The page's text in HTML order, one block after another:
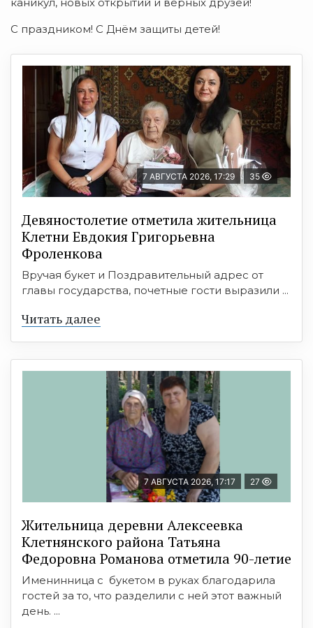
С праздником! С Днём защиты детей!
7 АВГУСТА 2026, 17:29 35
Девяностолетие отметила жительница
Клетни Евдокия Григорьевна
Фроленкова
Вручая букет и Поздравительный адрес от
главы государства, почетные гости выразили ...
Читать далее
7 АВГУСТА 2026, 17:17 27
Жительница деревни Алексеевка
Клетнянского района Татьяна
Федоровна Романова отметила 90-летие
Именинница с букетом в руках благодарила
гостей за то, что разделили с ней этот важный
день. ...